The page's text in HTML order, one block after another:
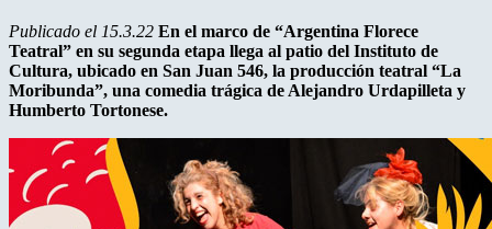
Publicado el 15.3.22 En el marco de “Argentina Florece
Teatral” en su segunda etapa llega al patio del Instituto de
Cultura, ubicado en San Juan 546, la producción teatral “La
Moribunda”, una comedia trágica de Alejandro Urdapilleta y
Humberto Tortonese.